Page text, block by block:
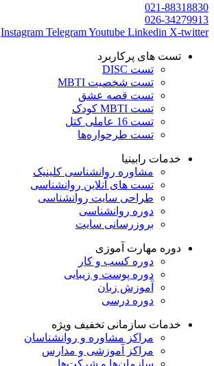
021-88318830
026-34279913
Instagram TelegramYoutube Linkedin X-twitter
تست های پرکاربرد
تست DISC
تست شخصیت MBTI
تست قصه عشق
تست MBTI کودک
تست 16 عاملی کتل
تست طرحواره‌ها
خدمات رابینیا
مشاوره روانشناسی کلینیک
تست های آنلاین روانشناسی
طراحی سایت روانشناسی
دوره روانشناسی
بروزرسانی سایت
دوره مهارت آموزی
دوره کسب و کار
دوره پوست و زیبایی
آموزش زبان
دوره درسی
خدمات سازمانی تخفیف ویژه
مراکز مشاوره و روانشناسان
مراکز آموزشی و مدارس
سازمان‌ها و شرکت‌ها